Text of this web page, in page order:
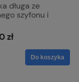
długa ze
szyfonu i
zł
Do koszyka